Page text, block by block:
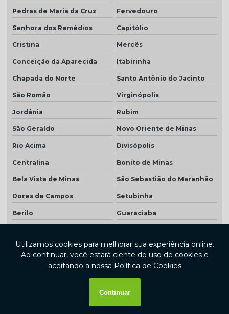
Pedras de Maria da Cruz Fervedouro
Senhora dos Remédios Capitólio
Cristina Mercês
Conceição da Aparecida Itabirinha
Chapada do Norte Santo Antônio do Jacinto
São Romão Virginópolis
Jordânia Rubim
São Geraldo Novo Oriente de Minas
Rio Acima Divisópolis
Centralina Bonito de Minas
Bela Vista de Minas São Sebastião do Maranhão
Dores de Campos Setubinha
Berilo Guaraciaba
Antônio Dias Araújos
Arceburgo Buenópolis
Piranguinho
Cachoeira de Pajeú